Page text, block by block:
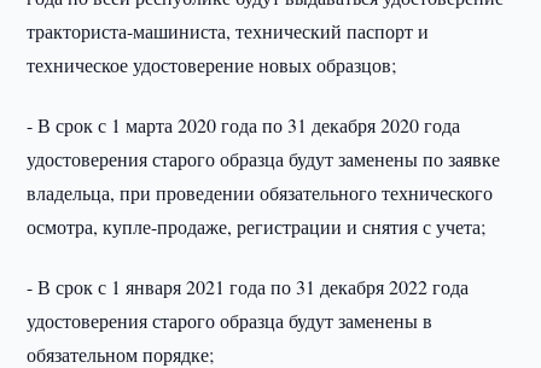
тракториста-машиниста, технический паспорт и
техническое удостоверение новых образцов;
- В срок с 1 марта 2020 года по 31 декабря 2020 года
удостоверения старого образца будут заменены по заявке
владельца, при проведении обязательного технического
осмотра, купле-продаже, регистрации и снятия с учета;
- В срок с 1 января 2021 года по 31 декабря 2022 года
удостоверения старого образца будут заменены в
обязательном порядке;